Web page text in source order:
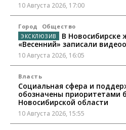
10 Августа 2026, 17:00
Город Общество
В Новосибирске
«Весенний» записали
10 Августа 2026, 16:05
Власть
Социальная сфера и
обозначены приоритетами
Новосибирской области
10 Августа 2026, 15:55